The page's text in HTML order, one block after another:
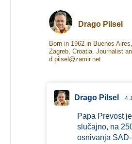
Drago Pilsel
Born in 1962 in Buenos
Zagreb, Croatia. Journalist
d.pilsel@zamir.net
Drago Pilsel 4
Papa Prevost
slučajno, na
osnivanja